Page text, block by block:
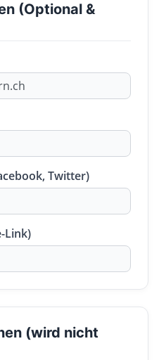
(Optional &
Twitter)
Link)
(wird nicht